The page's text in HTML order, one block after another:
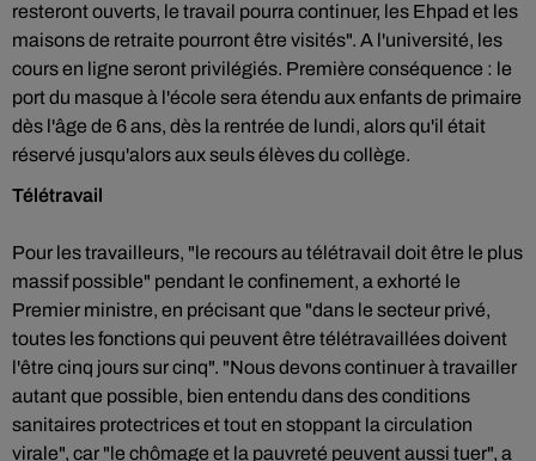
resteront ouverts, le travail pourra continuer, les Ehpad et les
maisons de retraite pourront être visités". A l'université, les
cours en ligne seront privilégiés. Première conséquence : le
port du masque à l'école sera étendu aux enfants de primaire
dès l'âge de 6 ans, dès la rentrée de lundi, alors qu'il était
réservé jusqu'alors aux seuls élèves du collège.
Télétravail
Pour les travailleurs, "le recours au télétravail doit être le plus
massif possible" pendant le confinement, a exhorté le
Premier ministre, en précisant que "dans le secteur privé,
toutes les fonctions qui peuvent être télétravaillées doivent
l'être cinq jours sur cinq". "Nous devons continuer à travailler
autant que possible, bien entendu dans des conditions
sanitaires protectrices et tout en stoppant la circulation
virale", car "le chômage et la pauvreté peuvent aussi tuer", a